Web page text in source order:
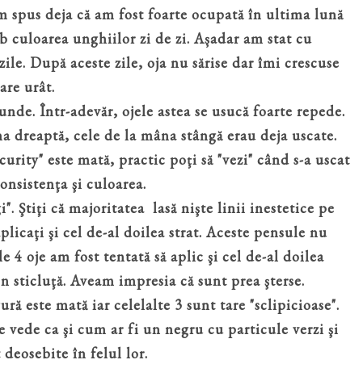
spus deja că am fost foarte ocupată în ultima lună
culoarea unghiilor zi de zi. Așadar am stat cu
După aceste zile, oja nu sărise dar îmi crescuse
urât.
Într-adevăr, ojele astea se usucă foarte repede.
dreaptă, cele de la mâna stângă erau deja uscate.
este mată, practic poţi să "vezi" când s-a uscat
şi culoarea.
Ştiţi că majoritatea lasă nişte linii inestetice pe
şi cel de-al doilea strat. Aceste pensule nu
4 oje am fost tentată să aplic şi cel de-al doilea
Aveam impresia că sunt prea şterse.
este mată iar celelalte 3 sunt tare "sclipicioase".
ca şi cum ar fi un negru cu particule verzi şi
deosebite în felul lor.